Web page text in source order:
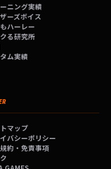
ニング実績
ーズボイス
ハーレー
る研究所
ム実績
マップ
バシーポリシー
約・免責事項